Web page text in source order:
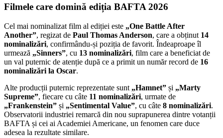
Filmele care domină ediția BAFTA 2026
Cel mai nominalizat film al ediției este „One Battle After
Another”, regizat de Paul Thomas Anderson, care a obținut 14
nominalizări, confirmându-și poziția de favorit. Îndeaproape îl
urmează „Sinners”, cu 13 nominalizări, film care a beneficiat de
un val puternic de atenție după ce a primit un număr record de 16
nominalizări la Oscar.
Alte producții puternic reprezentate sunt „Hamnet” și „Marty
Supreme”, fiecare cu câte 11 nominalizări, urmate de
„Frankenstein” și „Sentimental Value”, cu câte 8 nominalizări.
Observatorii industriei remarcă din nou suprapunerea dintre votanții
BAFTA și cei ai Academiei Americane, un fenomen care duce
adesea la rezultate similare.